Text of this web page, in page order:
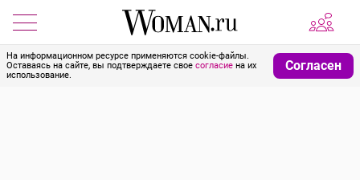
На информационном ресурсе применяются cookie-файлы.
Оставаясь на сайте, вы подтверждаете свое согласие на их
использование.
Согласен